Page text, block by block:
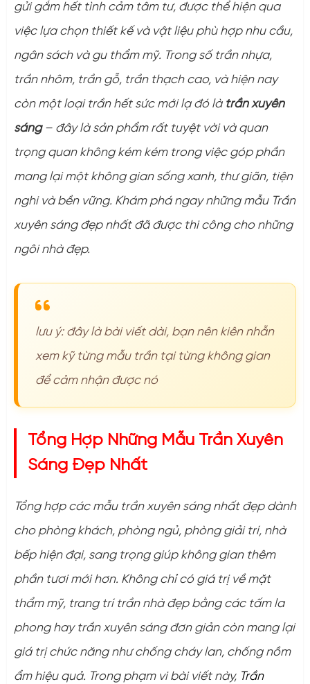
gửi gắm hết tình cảm tâm tư, được thể hiện qua
việc lựa chọn thiết kế và vật liệu phù hợp nhu cầu,
ngân sách và gu thẩm mỹ. Trong số trần nhựa,
trần nhôm, trần gỗ, trần thạch cao, và hiện nay
còn một loại trần hết sức mới lạ đó là trần xuyên
sáng– đây là sản phẩm rất tuyệt vời và quan
trọng quan không kém kém trong việc góp phần
mang lại một không gian sống xanh, thư giãn, tiện
nghi và bền vững. Khám phá ngay những mẫu Trần
xuyên sáng đẹp nhất đã được thi công cho những
ngôi nhà đẹp.
lưu ý: đây là bài viết dài, bạn nên kiên nhẫn
xem kỹ từng mẫu trần tại từng không gian
để cảm nhận được nó
Tổng Hợp Những Mẫu Trần Xuyên
Sáng Đẹp Nhất
Tổng hợp các mẫu trần xuyên sáng nhất đẹp dành
cho phòng khách, phòng ngủ, phòng giải trí, nhà
bếp hiện đại, sang trọng giúp không gian thêm
phần tươi mới hơn. Không chỉ có giá trị về mặt
thẩm mỹ, trang trí trần nhà đẹp bằng các tấm la
phong hay trần xuyên sáng đơn giản còn mang lại
giá trị chức năng như chống cháy lan, chống nồm
ẩm hiệu quả. Trong phạm vi bài viết này, Trần